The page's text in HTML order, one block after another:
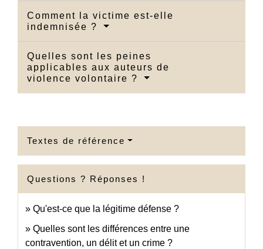
Comment la victime est-elle
indemnisée ?
Quelles sont les peines
applicables aux auteurs de
violence volontaire ?
Textes de référence
Questions ? Réponses !
Qu'est-ce que la légitime défense ?
Quelles sont les différences entre une
contravention, un délit et un crime ?